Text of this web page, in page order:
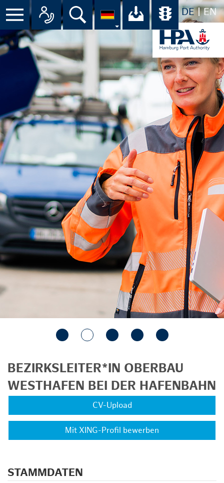
DE EN
Menü Alle Ansprechpartner im
Suche Ihr Download-
BEZIRKSLEITER*IN OBERBAU
WESTHAFEN BEI DER HAFENBAHN
CV-Upload
Mit XING-Profil bewerben
STAMMDATEN